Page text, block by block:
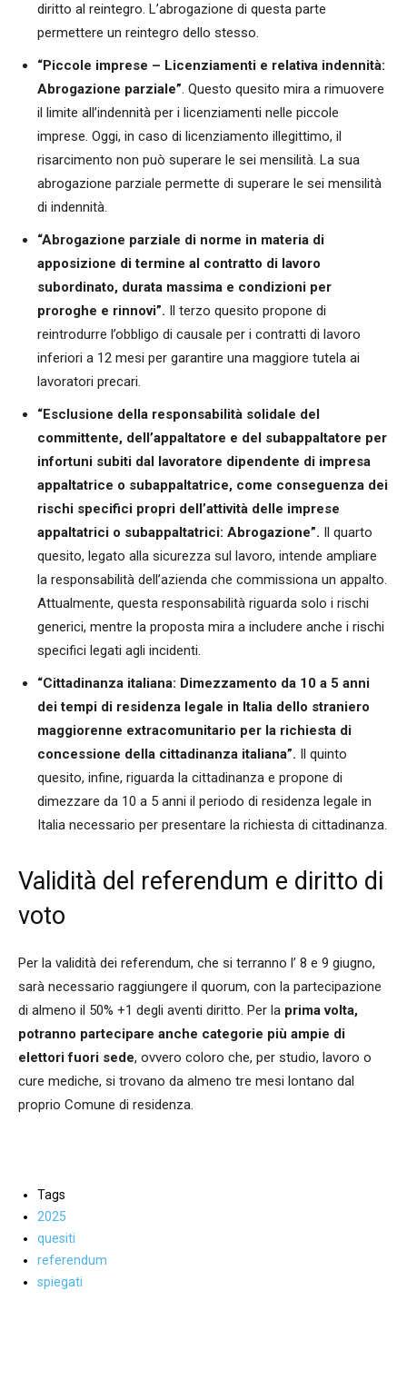
diritto al reintegro. L’abrogazione di questa parte
permettere un reintegro dello stesso.
“Piccole imprese – Licenziamenti e relativa indennità:
Abrogazione parziale”. Questo quesito mira a rimuovere
il limite all’indennità per i licenziamenti nelle piccole
imprese. Oggi, in caso di licenziamento illegittimo, il
risarcimento non può superare le sei mensilità. La sua
abrogazione parziale permette di superare le sei mensilità
di indennità.
“Abrogazione parziale di norme in materia di
apposizione di termine al contratto di lavoro
subordinato, durata massima e condizioni per
proroghe e rinnovi”.
Il terzo quesito propone di
reintrodurre l’obbligo di causale per i contratti di lavoro
inferiori a 12 mesi per garantire una maggiore tutela ai
lavoratori precari.
“Esclusione della responsabilità solidale del
committente, dell’appaltatore e del subappaltatore per
infortuni subiti dal lavoratore dipendente di impresa
appaltatrice o subappaltatrice, come conseguenza dei
rischi specifici propri dell’attività delle imprese
appaltatrici o subappaltatrici: Abrogazione”.
Il quarto
quesito, legato alla sicurezza sul lavoro, intende ampliare
la responsabilità dell’azienda che commissiona un appalto.
Attualmente, questa responsabilità riguarda solo i rischi
generici, mentre la proposta mira a includere anche i rischi
specifici legati agli incidenti.
“Cittadinanza italiana: Dimezzamento da 10 a 5 anni
dei tempi di residenza legale in Italia dello straniero
maggiorenne extracomunitario per la richiesta di
concessione della cittadinanza italiana”.
Il quinto
quesito, infine, riguarda la cittadinanza e propone di
dimezzare da 10 a 5 anni il periodo di residenza legale in
Italia necessario per presentare la richiesta di cittadinanza.
Validità del referendum e diritto di
voto
Per la validità dei referendum, che si terranno l’ 8 e 9 giugno,
sarà necessario raggiungere il quorum, con la partecipazione
di almeno il 50% +1 degli aventi diritto. Per la prima volta,
potranno partecipare anche categorie più ampie di
elettori fuori sede, ovvero coloro che, per studio, lavoro o
cure mediche, si trovano da almeno tre mesi lontano dal
proprio Comune di residenza.
Tags
2025
quesiti
referendum
spiegati